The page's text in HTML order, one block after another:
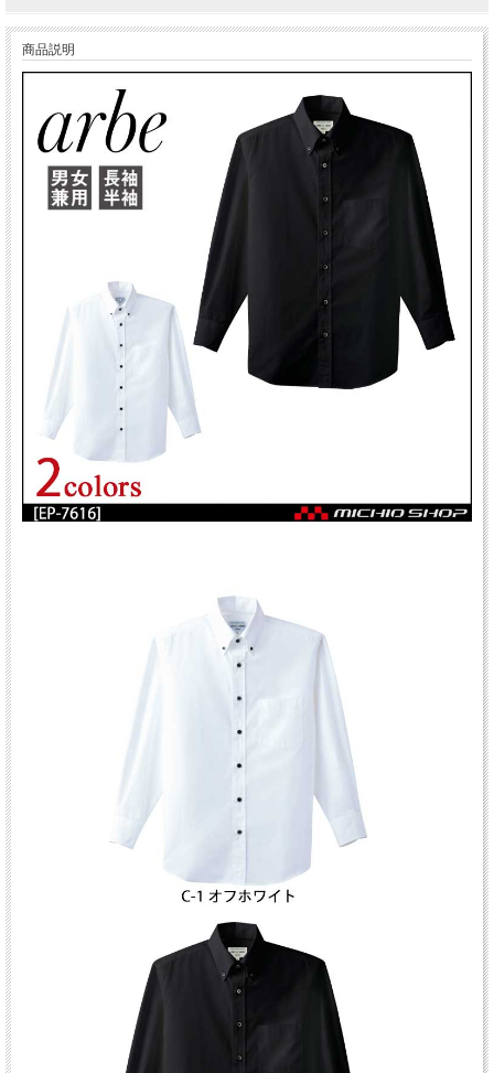
商品説明